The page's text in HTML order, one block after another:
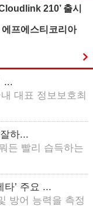
210’ 출시
프에스티코리아
...
대표 정보보호최
하...
든 빨리 습득하는
타’ 주요 ...
방어 능력을 측정